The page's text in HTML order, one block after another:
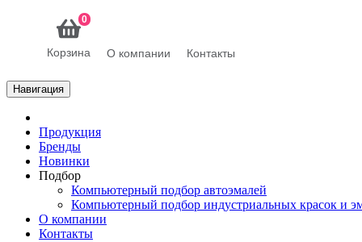
0
Корзина О компании Контакты
Навигация
Продукция
Бренды
Новинки
Подбор
Компьютерный подбор автоэмалей
Компьютерный подбор индустриальных красок и
О компании
Контакты